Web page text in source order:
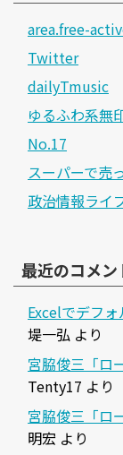
area.free-
Twitter
dailyTmusic
ゆるふわ系無
No.17
スーパーで売
政治情報ライ
最近のコメン
Excelでデフ
堤一弘 より
宮脇俊三「ロ
Tenty17 より
宮脇俊三「ロ
明宏 より